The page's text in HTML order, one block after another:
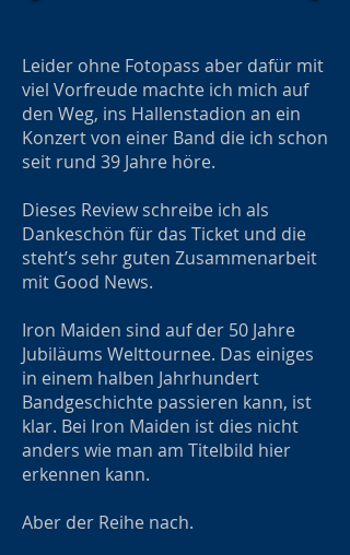
Leider ohne Fotopass aber dafür mit
viel Vorfreude machte ich mich auf
den Weg, ins Hallenstadion an ein
Konzert von einer Band die ich schon
seit rund 39 Jahre höre.
Dieses Review schreibe ich als
Dankeschön für das Ticket und die
steht’s sehr guten Zusammenarbeit
mit Good News.
Iron Maiden sind auf der 50 Jahre
Jubiläums Welttournee. Das einiges
in einem halben Jahrhundert
Bandgeschichte passieren kann, ist
klar. Bei Iron Maiden ist dies nicht
anders wie man am Titelbild hier
erkennen kann.
Aber der Reihe nach.